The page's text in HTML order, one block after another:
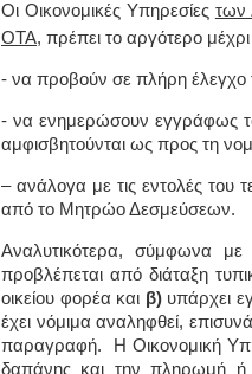
Οι Οικονομικές Υπηρεσίες των
ΟΤΑ, πρέπει το αργότερο μέχρι
- να προβούν σε πλήρη
- να ενημερώσουν εγγράφως
αμφισβητούνται ως προς τη
– ανάλογα με τις εντολές
από το Μητρώο Δεσμεύσεων.
Αναλυτικότερα, σύμφωνα
προβλέπεται από διάταξη
οικείου φορέα και β)υπάρχει
έχει νόμιμα αναληφθεί,
παραγραφή. Η Οικονομική
δαπάνης και την πληρωμή ή